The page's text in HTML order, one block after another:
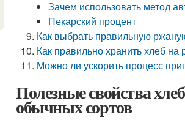
Зачем использовать метод
Пекарский процент
Как выбрать правильную
Как правильно хранить хлеб на
Можно ли ускорить процесс
Полезные свойства
обычных сортов